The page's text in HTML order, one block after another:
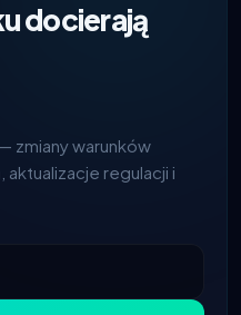
docierają
zmiany warunków
aktualizacje regulacji i